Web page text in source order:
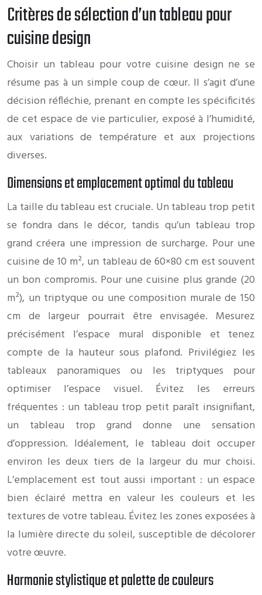
Critères de sélection d’un tableau pour
cuisine design
Choisir un tableau pour votre cuisine design ne se
résume pas à un simple coup de cœur. Il s’agit d’une
décision réfléchie, prenant en compte les spécificités
de cet espace de vie particulier, exposé à l’humidité,
aux variations de température et aux projections
diverses.
Dimensions et emplacement optimal du tableau
La taille du tableau est cruciale. Un tableau trop petit
se fondra dans le décor, tandis qu’un tableau trop
grand créera une impression de surcharge. Pour une
cuisine de 10 m², un tableau de 60×80 cm est souvent
un bon compromis. Pour une cuisine plus grande (20
m²), un triptyque ou une composition murale de 150
cm de largeur pourrait être envisagée. Mesurez
précisément l’espace mural disponible et tenez
compte de la hauteur sous plafond. Privilégiez les
tableaux panoramiques ou les triptyques pour
optimiser l’espace visuel. Évitez les erreurs
fréquentes : un tableau trop petit paraît insignifiant,
un tableau trop grand donne une sensation
d’oppression. Idéalement, le tableau doit occuper
environ les deux tiers de la largeur du mur choisi.
L’emplacement est tout aussi important : un espace
bien éclairé mettra en valeur les couleurs et les
textures de votre tableau. Évitez les zones exposées à
la lumière directe du soleil, susceptible de décolorer
votre œuvre.
Harmonie stylistique et palette de couleurs